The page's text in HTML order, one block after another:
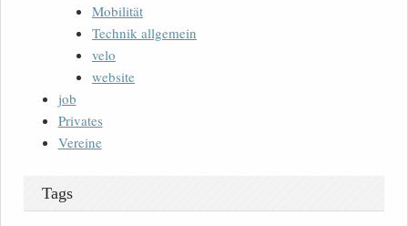
Mobilität
Technik allgemein
velo
website
job
Privates
Vereine
Tags